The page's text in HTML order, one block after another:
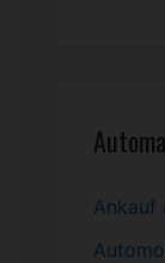
Ankauf